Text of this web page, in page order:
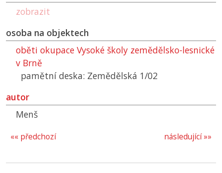
zobrazit
osoba na objektech
oběti okupace Vysoké školy zemědělsko-lesnické
v Brně
pamětní deska: Zemědělská 1/02
autor
Menš
následující »»
«« předchozí